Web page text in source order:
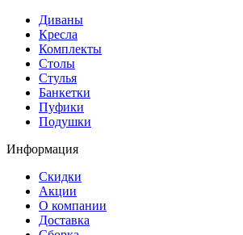
Диваны
Кресла
Комплекты
Столы
Стулья
Банкетки
Пуфики
Подушки
Информация
Скидки
Акции
О компании
Доставка